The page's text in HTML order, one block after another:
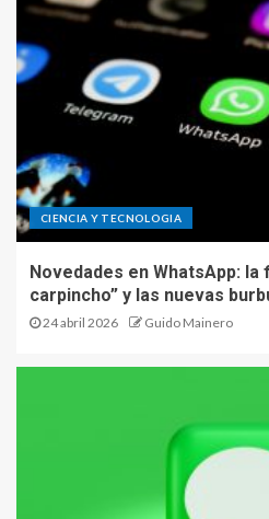
CIENCIA Y TECNOLOGIA
Novedades en WhatsApp: la
carpincho” y las nuevas
24 abril 2026 Guido Mainero